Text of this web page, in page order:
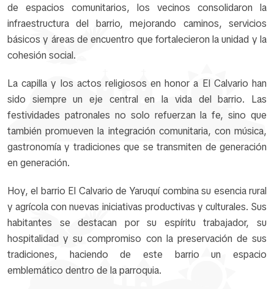
de espacios comunitarios, los vecinos consolidaron la
infraestructura del barrio, mejorando caminos, servicios
básicos y áreas de encuentro que fortalecieron la unidad y la
cohesión social.
La capilla y los actos religiosos en honor a El Calvario han
sido siempre un eje central en la vida del barrio. Las
festividades patronales no solo refuerzan la fe, sino que
también promueven la integración comunitaria, con música,
gastronomía y tradiciones que se transmiten de generación
en generación.
Hoy, el barrio El Calvario de Yaruquí combina su esencia rural
y agrícola con nuevas iniciativas productivas y culturales. Sus
habitantes se destacan por su espíritu trabajador, su
hospitalidad y su compromiso con la preservación de sus
tradiciones, haciendo de este barrio un espacio
emblemático dentro de la parroquia.